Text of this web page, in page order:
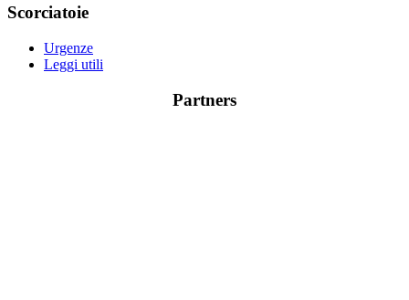
Scorciatoie
Urgenze
Leggi utili
Partners